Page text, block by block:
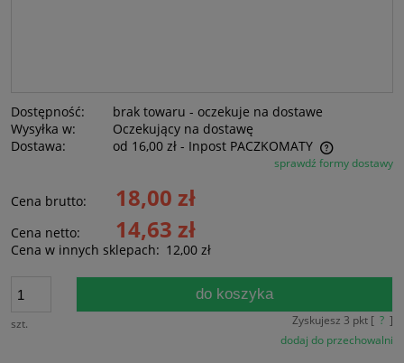
Dostępność:
brak towaru - oczekuje na dostawe
Wysyłka w:
Oczekujący na dostawę
Dostawa:
od 16,00 zł - Inpost PACZKOMATY
Cena nie zawiera ewentualnych kosztów płatnościsprawdź formy dostawy
Cena brutto: 18,00 zł
Cena netto: 14,63 zł
Cena w innych sklepach: 12,00 zł
szt.
do koszyka
Zyskujesz 3 pkt [ ? ]
dodaj do przechowalni